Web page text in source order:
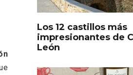
Los 12 castillos más
impresionantes de
León